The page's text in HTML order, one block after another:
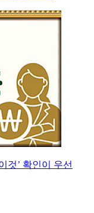
것’ 확인이 우선